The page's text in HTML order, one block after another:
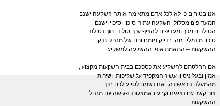
אנו בטוחים כי לא לכל אדם מתאימה אותה השקעה ישנם
המעדיפים מסלולי השקעה עתירי סיכון וסיכוי וישנם
הסולדים מכך ומעדיפים להציף ערך סולידי תוך נטילת
סיכון מינמלי. זוהי בדיוק מומחיותם של מנהלי תיקי
ההשקעות– התאמת אופי ההשקעה למשקיע.
אם החלטתם להשקיע את כספכם בבית השקעותמקצועי,
אמין ובעל ניסיון עשיר המקפיד על שקיפות, ושירות
מהמעלה הראשונה, אנו נשמח לסייע לכם בכך.
צור קשר עם נציגינו וקבע באמצעותו פגישה עם מנהל
ההשקעות.